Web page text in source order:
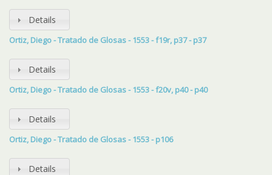
Details
Ortiz, Diego - Tratado de Glosas - 1553 - f19r, p37 - p37
Details
Ortiz, Diego - Tratado de Glosas - 1553 - f20v, p40 - p40
Details
Ortiz, Diego - Tratado de Glosas - 1553 - p106
Details